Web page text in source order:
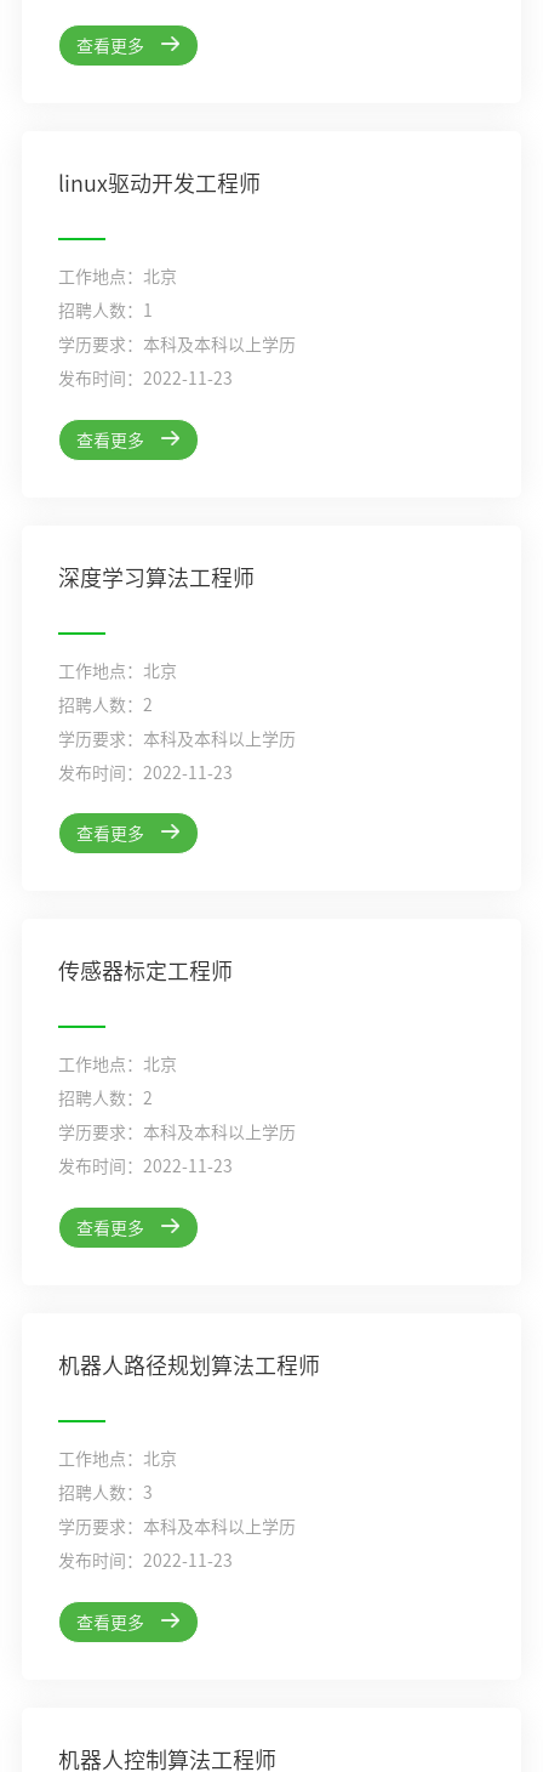
查看更多
linux驱动开发工程师
工作地点：北京
招聘人数：1
学历要求：本科及本科以上学历
发布时间：2022-11-23
查看更多
深度学习算法工程师
工作地点：北京
招聘人数：2
学历要求：本科及本科以上学历
发布时间：2022-11-23
查看更多
传感器标定工程师
工作地点：北京
招聘人数：2
学历要求：本科及本科以上学历
发布时间：2022-11-23
查看更多
机器人路径规划算法工程师
工作地点：北京
招聘人数：3
学历要求：本科及本科以上学历
发布时间：2022-11-23
查看更多
机器人控制算法工程师